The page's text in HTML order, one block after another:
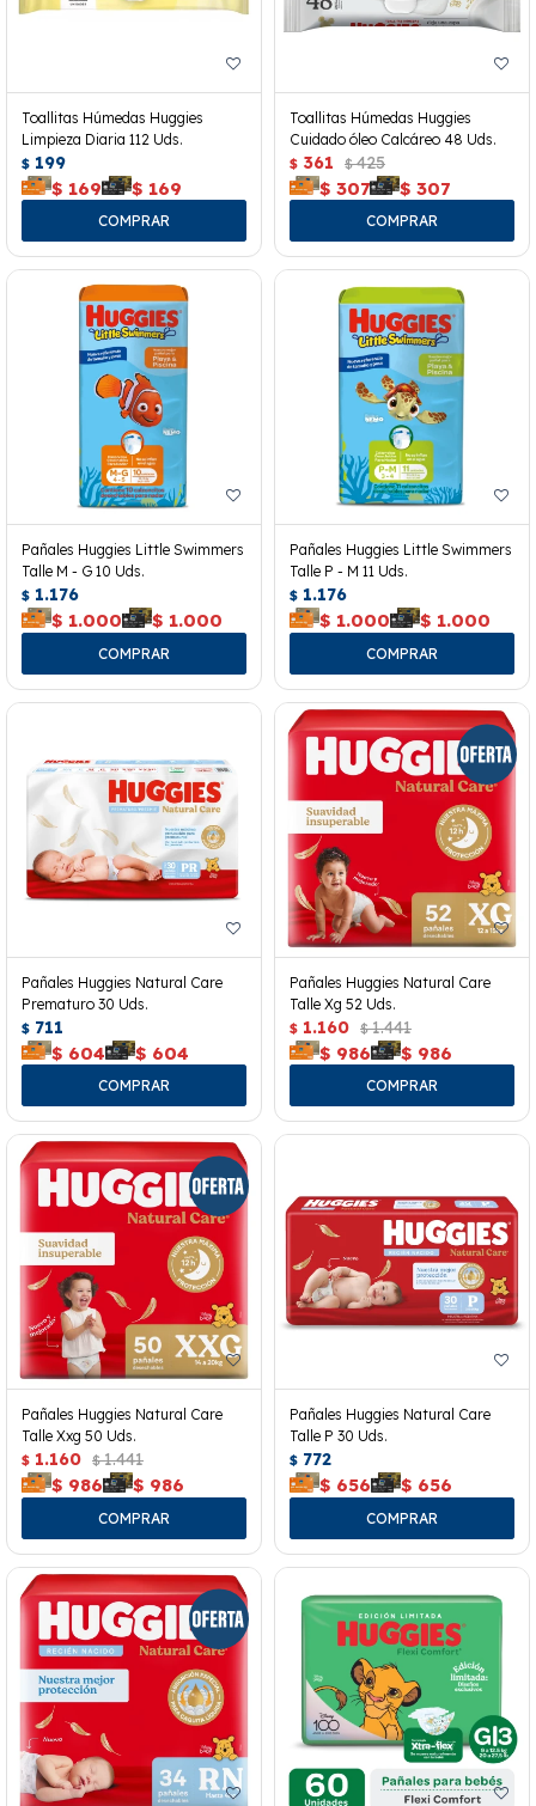
Toallitas Húmedas Huggies
Limpieza Diaria 112 Uds.
$ 199
$ 169 $ 169
Toallitas Húmedas Huggies
Cuidado óleo Calcáreo 48 Uds.
$ 361 $ 425
$ 307 $ 307
Pañales Huggies Little Swimmers
Talle M - G 10 Uds.
$ 1.176
$ 1.000 $ 1.000
Pañales Huggies Little Swimmers
Talle P - M 11 Uds.
$ 1.176
$ 1.000 $ 1.000
Pañales Huggies Natural Care
Prematuro 30 Uds.
$ 711
$ 604 $ 604
Pañales Huggies Natural Care
Talle Xg 52 Uds.
$ 1.160 $ 1.441
$ 986 $ 986
Pañales Huggies Natural Care
Talle Xxg 50 Uds.
$ 1.160 $ 1.441
$ 986 $ 986
Pañales Huggies Natural Care
Talle P 30 Uds.
$ 772
$ 656 $ 656